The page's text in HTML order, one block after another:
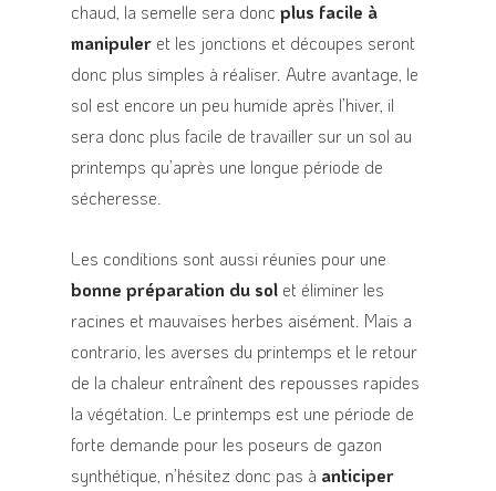
chaud, la semelle sera donc plus facile à
manipuler et les jonctions et découpes seront
donc plus simples à réaliser. Autre avantage, le
sol est encore un peu humide après l’hiver, il
sera donc plus facile de travailler sur un sol au
printemps qu’après une longue période de
sécheresse.
Les conditions sont aussi réunies pour une
bonne préparation du sol et éliminer les
racines et mauvaises herbes aisément. Mais a
contrario, les averses du printemps et le retour
de la chaleur entraînent des repousses rapides
la végétation. Le printemps est une période de
forte demande pour les poseurs de gazon
synthétique, n’hésitez donc pas à anticiper